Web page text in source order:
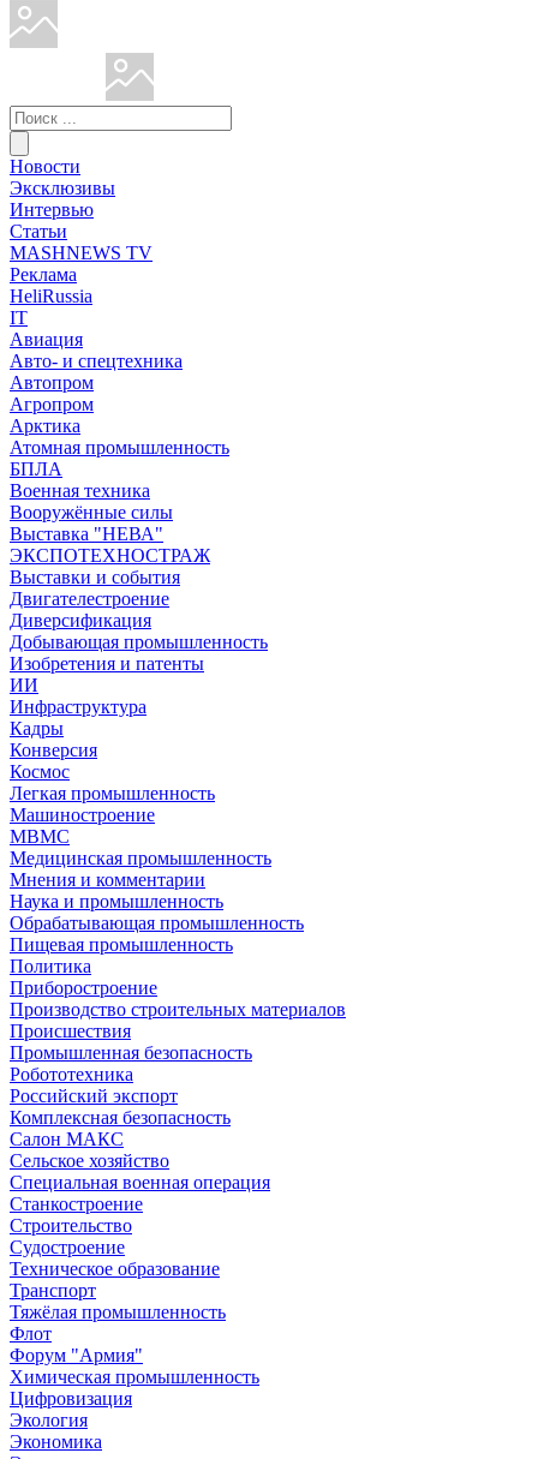
Новости
Эксклюзивы
Интервью
Статьи
MASHNEWS TV
Реклама
HeliRussia
IT
Авиация
Авто- и спецтехника
Автопром
Агропром
Арктика
Атомная промышленность
БПЛА
Военная техника
Вооружённые силы
Выставка "НЕВА"
ЭКСПОТЕХНОСТРАЖ
Выставки и события
Двигателестроение
Диверсификация
Добывающая промышленность
Изобретения и патенты
ИИ
Инфраструктура
Кадры
Конверсия
Космос
Легкая промышленность
Машиностроение
МВМС
Медицинская промышленность
Мнения и комментарии
Наука и промышленность
Обрабатывающая промышленность
Пищевая промышленность
Политика
Приборостроение
Производство строительных материалов
Происшествия
Промышленная безопасность
Робототехника
Российский экспорт
Комплексная безопасность
Салон МАКС
Сельское хозяйство
Специальная военная операция
Станкостроение
Строительство
Судостроение
Техническое образование
Транспорт
Тяжёлая промышленность
Флот
Форум "Армия"
Химическая промышленность
Цифровизация
Экология
Экономика